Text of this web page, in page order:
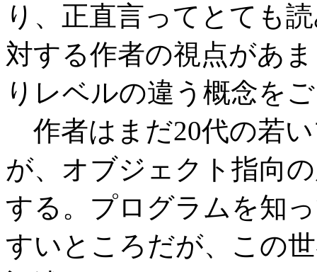
り、正直言ってとても
対する作者の視点があ
りレベルの違う概念を
作者はまだ20代の若
が、オブジェクト指向
する。プログラムを知
すいところだが、この